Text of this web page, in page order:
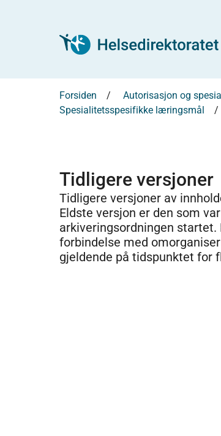
Forsiden Autorisasjon og
Spesialitetsspesifikke læringsmål
Tidligere versjoner
Tidligere versjoner av
Eldste versjon er den som
arkiveringsordningen
forbindelse med
gjeldende på tidspunktet for